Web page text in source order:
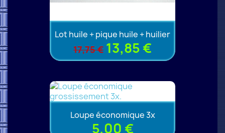
Lot huile + pique huile + huilier
17,75 € 13,85 €
Loupe économique 3x
5,00 €